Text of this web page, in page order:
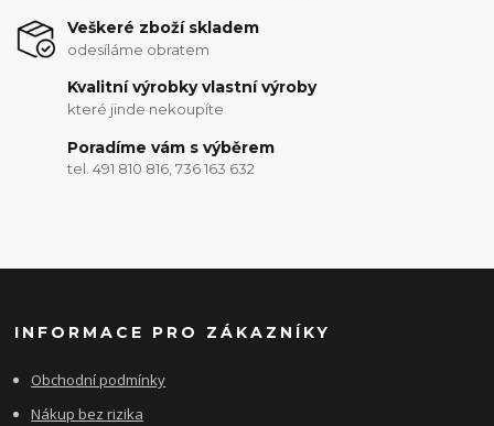
Veškeré zboží skladem
odesíláme obratem
Kvalitní výrobky vlastní výroby
které jinde nekoupíte
Poradíme vám s výběrem
tel. 491 810 816, 736 163 632
INFORMACE PRO ZÁKAZNÍKY
Obchodní podmínky
Nákup bez rizika